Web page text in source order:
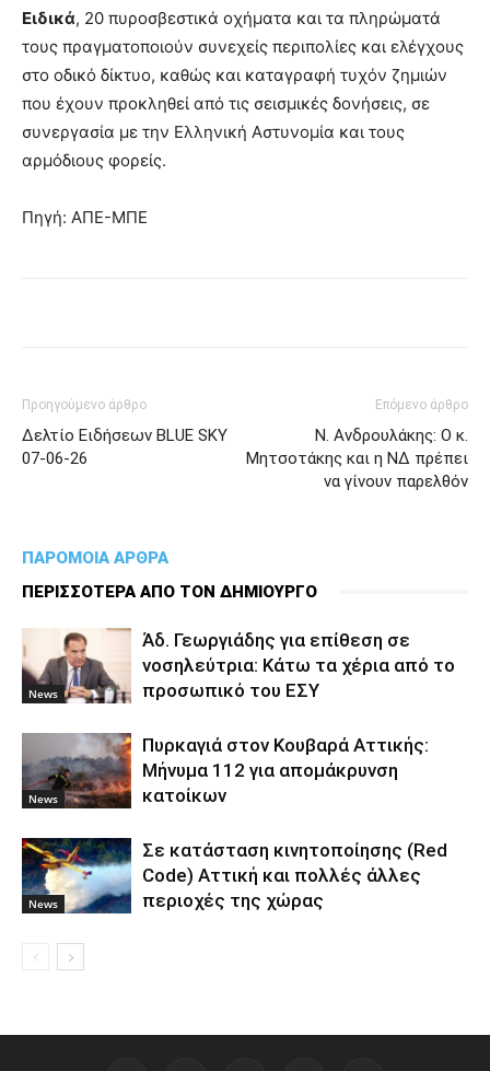
Ειδικά, 20 πυροσβεστικά οχήματα και τα πληρώματά
τους πραγματοποιούν συνεχείς περιπολίες και ελέγχους
στο οδικό δίκτυο, καθώς και καταγραφή τυχόν ζημιών
που έχουν προκληθεί από τις σεισμικές δονήσεις, σε
συνεργασία με την Ελληνική Αστυνομία και τους
αρμόδιους φορείς.
Πηγή: ΑΠΕ-ΜΠΕ
Προηγούμενο άρθρο
Δελτίο Ειδήσεων BLUE SKY
07-06-26
Επόμενο άρθρο
Ν. Ανδρουλάκης: Ο κ.
Μητσοτάκης και η ΝΔ πρέπει
να γίνουν παρελθόν
ΠΑΡΟΜΟΙΑ ΑΡΘΡΑ
ΠΕΡΙΣΣΟΤΕΡΑ ΑΠΟ ΤΟΝ ΔΗΜΙΟΥΡΓΟ
News
Άδ. Γεωργιάδης για επίθεση σε
νοσηλεύτρια: Κάτω τα χέρια από το
προσωπικό του ΕΣΥ
News
Πυρκαγιά στον Κουβαρά Αττικής:
Μήνυμα 112 για απομάκρυνση
κατοίκων
News
Σε κατάσταση κινητοποίησης (Red
Code) Αττική και πολλές άλλες
περιοχές της χώρας